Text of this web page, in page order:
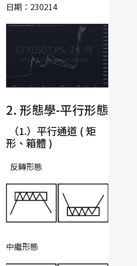
日期：230214
2. 形態學-平行形態
（1.）平行通道 ( 矩
形、箱體 )
反轉形態
中繼形態